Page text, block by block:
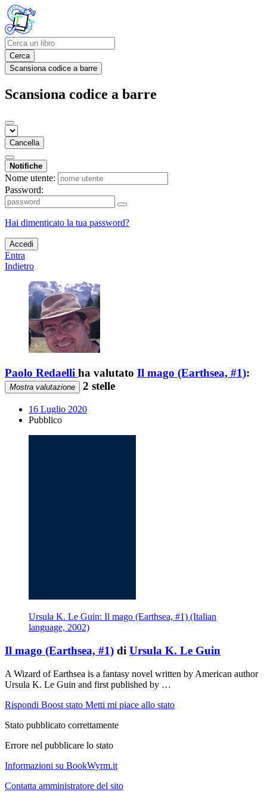
Cerca
Scansiona codice a barre
Scansiona codice a barre
Cancella
Notifiche
Nome utente:
Password:
Hai dimenticato la tua password?
Accedi
Entra
Indietro
Paolo Redaelli ha valutato Il mago (Earthsea, #1):
Mostra valutazione 2 stelle
16 Luglio 2020
Pubblico
Ursula K. Le Guin: Il mago (Earthsea, #1) (Italian
language, 2002)
Il mago (Earthsea, #1) di Ursula K. Le Guin
A Wizard of Earthsea is a fantasy novel written by American author
Ursula K. Le Guin and first published by …
Rispondi Boost stato Metti mi piace allo stato
Stato pubblicato correttamente
Errore nel pubblicare lo stato
Informazioni su BookWyrm.it
Contatta amministratore del sito